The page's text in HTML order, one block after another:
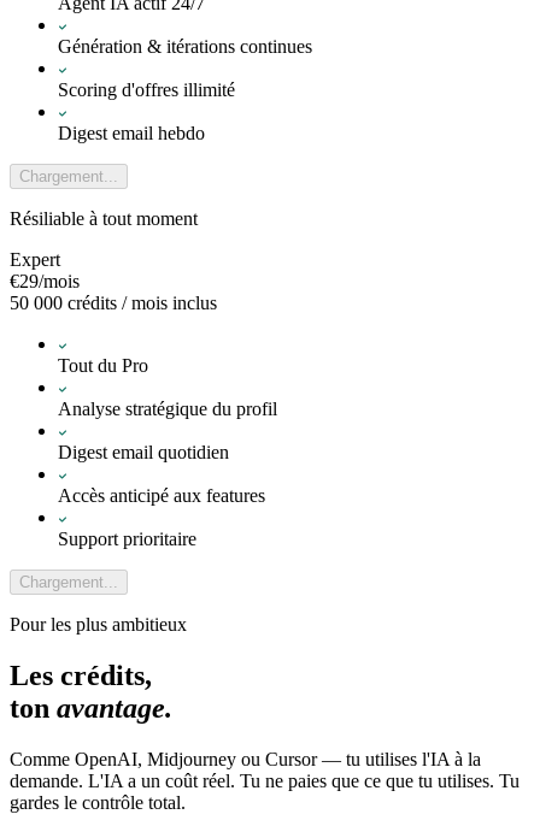
Génération & itérations continues
Scoring d'offres illimité
Digest email hebdo
Chargement...
Résiliable à tout moment
Expert
€29/mois
50 000 crédits / mois inclus
Tout du Pro
Analyse stratégique du profil
Digest email quotidien
Accès anticipé aux features
Support prioritaire
Chargement...
Pour les plus ambitieux
Les crédits,
ton avantage.
Comme OpenAI, Midjourney ou Cursor — tu utilises l'IA à la
demande. L'IA a un coût réel. Tu ne paies que ce que tu utilises. Tu
gardes le contrôle total.